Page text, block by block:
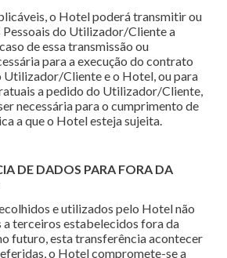
o Hotel poderá transmitir ou
Pessoais do Utilizador/Cliente a
de essa transmissão ou
para a execução do contrato
Utilizador/Cliente e o Hotel, ou para
a pedido do Utilizador/Cliente,
necessária para o cumprimento de
a que o Hotel esteja sujeita.
DE DADOS PARA FORA DA
e utilizados pelo Hotel não
terceiros estabelecidos fora da
futuro, esta transferência acontecer
o Hotel compromete-se a